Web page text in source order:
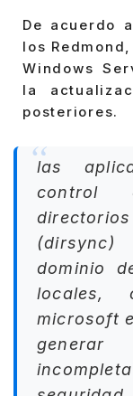
De acuerdo
los
Windows
la
posteriores.
las
control
dominio
locales,
microsoft